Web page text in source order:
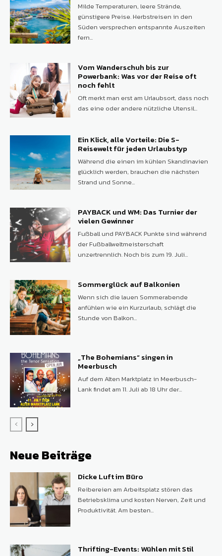
Milde Temperaturen, leere Strände,
günstigere Preise. Herbstreisen in den
Süden versprechen entspannte Auszeiten
fern...
Vom Wanderschuh bis zur
Powerbank: Was vor der Reise oft
noch fehlt
Oft merkt man erst am Urlaubsort, dass noch
das eine oder andere nützliche Utensil...
Ein Klick, alle Vorteile: Die S-
Reisewelt für jeden Urlaubstyp
Während die einen im kühlen Skandinavien
glücklich werden, brauchen die nächsten
Strand und Sonne...
PAYBACK und WM: Das Turnier der
vielen Gewinner
Fußball und PAYBACK Punkte sind während
der Fußballweltmeisterschaft
unzertrennlich. Noch bis zum 19. Juli...
Sommerglück auf Balkonien
Wenn sich die lauen Sommerabende
anfühlen wie ein Kurzurlaub, schlägt die
Stunde von Balkon...
„The Bohemians“ singen in
Meerbusch
Auf dem Alten Marktplatz in Meerbusch-
Lank findet am 11. Juli ab 18 Uhr der...
Neue Beiträge
Dicke Luft im Büro
Reibereien am Arbeitsplatz stören das
Betriebsklima und kosten Nerven, Zeit und
Produktivität. Am besten...
Thrifting-Events: Wühlen mit Stil